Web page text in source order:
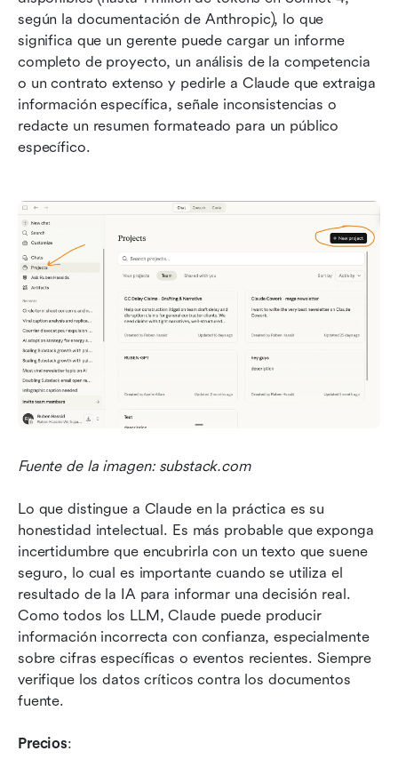
según la documentación de Anthropic), lo que
significa que un gerente puede cargar un informe
completo de proyecto, un análisis de la competencia
o un contrato extenso y pedirle a Claude que extraiga
información específica, señale inconsistencias o
redacte un resumen formateado para un público
específico.
Fuente de la imagen: substack.com
Lo que distingue a Claude en la práctica es su
honestidad intelectual. Es más probable que exponga
incertidumbre que encubrirla con un texto que suene
seguro, lo cual es importante cuando se utiliza el
resultado de la IA para informar una decisión real.
Como todos los LLM, Claude puede producir
información incorrecta con confianza, especialmente
sobre cifras específicas o eventos recientes. Siempre
verifique los datos críticos contra los documentos
fuente.
Precios: